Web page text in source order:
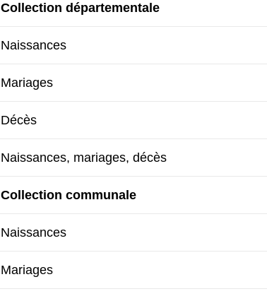
Collection départementale
Naissances
Mariages
Décès
Naissances, mariages, décès
Collection communale
Naissances
Mariages